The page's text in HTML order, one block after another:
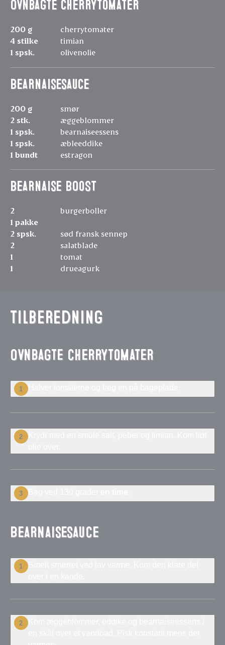
Ovnbagte cherrytomater
200 g
cherrytomater
4 stilke
timian
1 spsk.
olivenolie
Bearnaisesauce
200 g
smør
2 stk.
æggeblommer
1 spsk.
bearnaiseessens
1 spsk.
æbleeddike
1 bundt
estragon
Bearnaise BOOST
2
burgerboller
1 pakke
2 spsk.
sød fransk sennep
2
salatblade
1
tomat
1
drueagurk
Tilberedning
Ovnbagte cherrytomater
1 Halver tomaterne og læg en på bageplade.
2
Krydr med en smule salt, peber og timian. Kom lidt
3 Bag ved 130 grader
Bearnaisesauce
1
Smelt smørret ved lav varme. Kom den klare del
2
Kom æggeblommer, eddike og bearnaiseessens i